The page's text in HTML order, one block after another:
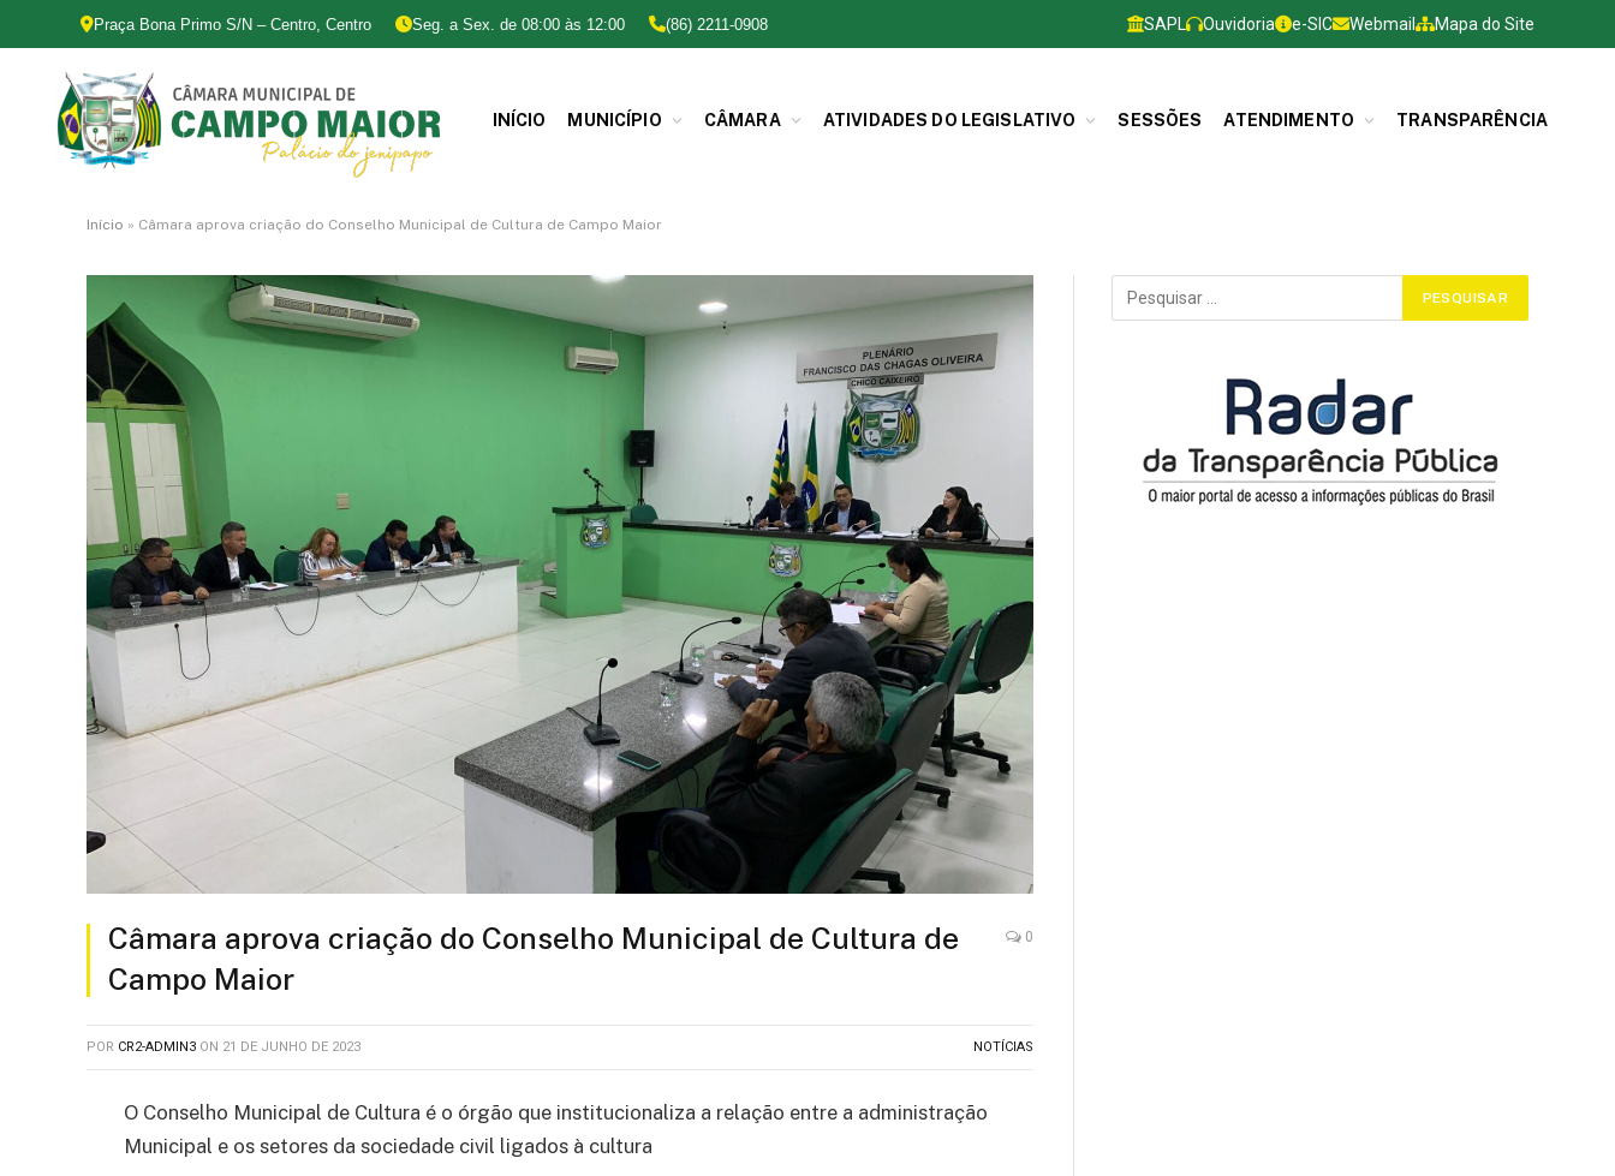
Praça Bona Primo S/N – Centro, Centro Seg. a Sex. de 08:00 às 12:00 (86) 2211-0908 SAPL Ouvidoria e-SIC Webmail Mapa do Site
INÍCIO MUNICÍPIO CÂMARA ATIVIDADES DO LEGISLATIVO SESSÕES ATENDIMENTO TRANSPARÊNCIA
Início » Câmara aprova criação do Conselho Municipal de Cultura de Campo Maior
Câmara aprova criação do Conselho Municipal de Cultura de
Campo Maior
0
POR CR2-ADMIN3 ON 21 DE JUNHO DE 2023 NOTÍCIAS
O Conselho Municipal de Cultura é o órgão que institucionaliza a relação entre a administração
Municipal e os setores da sociedade civil ligados à cultura